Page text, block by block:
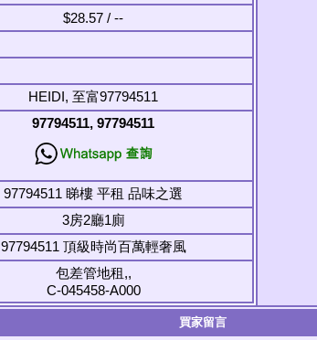
$28.57 / --
HEIDI, 至富97794511
97794511, 97794511
97794511 睇樓 平租 品味之選
3房2廳1廁
97794511 頂級時尚百萬輕奢風
包差管地租,,
C-045458-A000
買家留言